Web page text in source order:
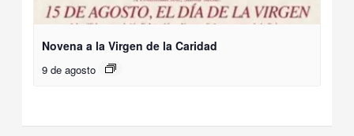
Novena a la Virgen de la Caridad
9 de agosto